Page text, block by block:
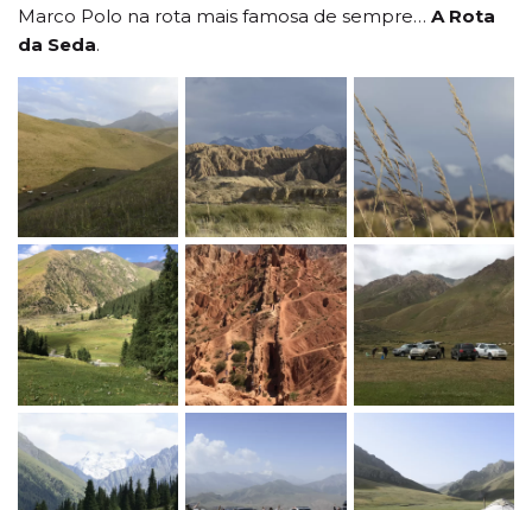
Marco Polo na rota mais famosa de sempre… A Rota
da Seda.